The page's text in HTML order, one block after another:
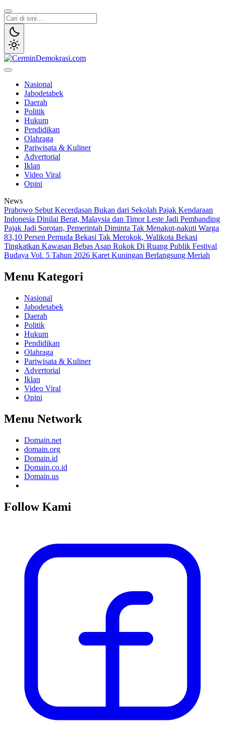
Lewati
ke
konten
Nasional
Jabodetabek
Daerah
Politik
Hukum
Pendidikan
Olahraga
Pariwisata & Kuliner
Advertorial
Iklan
Video Viral
Opini
News
Prabowo Sebut Kecerdasan Bukan dari Sekolah Pajak Kendaraan
Indonesia Dinilai Berat, Malaysia dan Timor Leste Jadi Pembanding
Pajak Jadi Sorotan, Pemerintah Diminta Tak Menakut-nakuti Warga
83,10 Persen Pemuda Bekasi Tak Merokok, Walikota Bekasi
Tingkatkan Kawasan Bebas Asap Rokok Di Ruang Publik Festival
Budaya Vol. 5 Tahun 2026 Karet Kuningan Berlangsung Meriah
Menu Kategori
Nasional
Jabodetabek
Daerah
Politik
Hukum
Pendidikan
Olahraga
Pariwisata & Kuliner
Advertorial
Iklan
Video Viral
Opini
Menu Network
Domain.net
domain.org
Domain.id
Domain.co.id
Domain.us
Follow Kami